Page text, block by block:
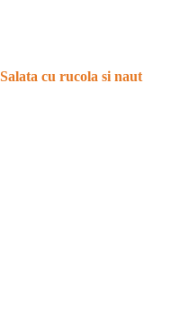
Salata cu rucola si naut